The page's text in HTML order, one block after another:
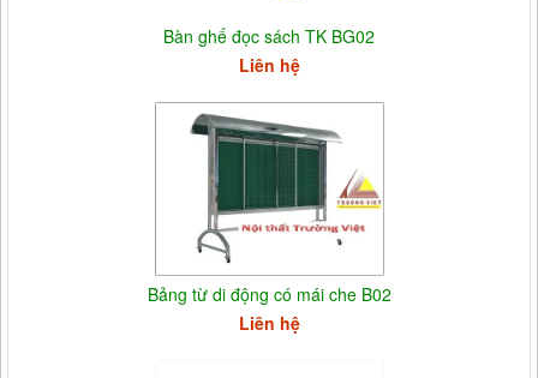
Bàn ghế đọc sách TK BG02
Liên hệ
Bảng từ di động có mái che B02
Liên hệ